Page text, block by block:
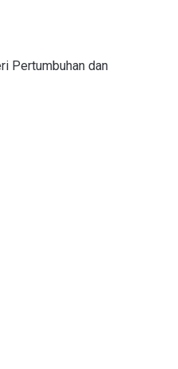
Pertumbuhan dan